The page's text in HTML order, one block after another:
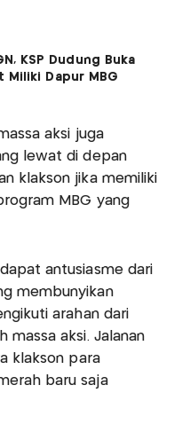
KSP Dudung Buka
Miliki Dapur MBG
aksi juga
lewat di depan
klakson jika memiliki
MBG yang
antusiasme dari
membunyikan
arahan dari
massa aksi. Jalanan
klakson para
baru saja